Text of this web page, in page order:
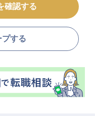
確認する
プする